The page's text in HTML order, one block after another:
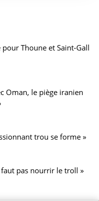
Thoune et Saint-Gall
Oman, le piège iranien
trou se forme »
pas nourrir le troll »